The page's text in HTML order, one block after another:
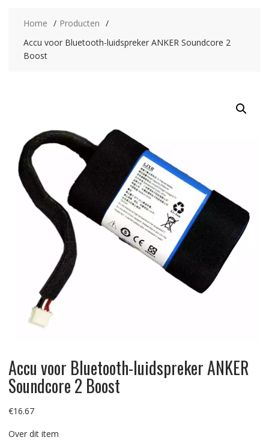
Home
Producten
Accu voor Bluetooth-luidspreker ANKER Soundcore 2
Boost
Accu voor Bluetooth-luidspreker ANKER
Soundcore 2 Boost
€16.67
Over dit item